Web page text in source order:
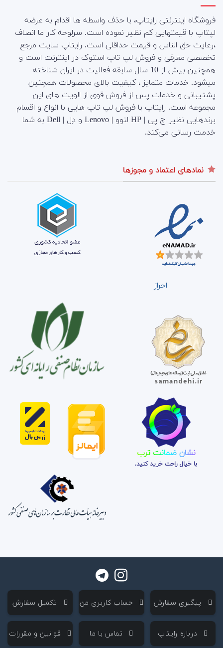
فروشگاه اینترنتی رایتاپ، با حذف واسطه ها اقدام به عرضه
لپتاپ با قیمتهایی کم نظیر نموده است. سرلوحه کار ما انصاف
،رعایت حق الناس و قیمت حداقلی است. رایتاپ سایت مرجع
تخصصی معرفی و فروش لپ تاپ استوک در اینترنت است و
همچنین بیش از 10 سال سابقه فعالیت در ایران شناخته
میشود. خدمات متمایز ، کیفیت بالای محصولات همچنین
پشتیبانی و خدمات پس از فروش قوی از الویت های این
مجموعه است. رایتاپ با فروش لپ تاپ هایی با انواع و اقسام
برندهایی نظیر اچ پی | HP لنوو | Lenovo و دِل | Dell به شما
خدمت رسانی می‌کند.
نمادهای اعتماد و مجوزها
احراز
نشان ضمانت ترب
با خیال راحت خرید کنید.
‌ پیگیری سفارش ‌ حساب کاربری من ‌ تکمیل سفارش
‌ درباره رایتاپ ‌ تماس با ما ‌ قوانین و مقررات